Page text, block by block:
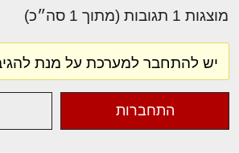
מוצגות 1 תגובות (מתוך 1 סה״כ)
יש להתחבר למערכת על מנת
התחברות